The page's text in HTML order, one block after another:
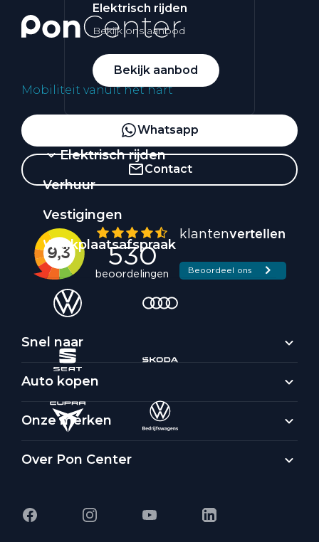
Elektrisch rijden
Bekijk ons aanbod
Bekijk aanbod
Elektrisch rijden
Verhuur
Vestigingen
Werkplaatsafspraak
Mobiliteit vanuit het hart
Whatsapp
Contact
Snel naar
Auto kopen
Onze merken
Over Pon Center